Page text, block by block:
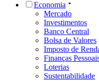
Economia
Mercado
Investimentos
Banco Central
Bolsa de Valores
Imposto de
Finanças
Loterias
Sustentabilidade